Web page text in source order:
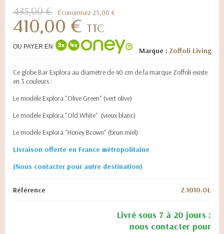
Marque : Zoffoli Living
435,00 € Économisez 25,00 €
410,00 € TTC
OU PAYER EN
Ce globe Bar Explora au diamètre de 40 cm de la marque Zoffoli existe
en 3 couleurs :
Le modèle Explora "Olive Green" (vert olive)
Le modèle Explora "Old White" (vieux blanc)
Le modèle Explora "Honey Brown" (brun miel)
Livraison offerte en France métropolitaine
(Nous contacter pour autre destination)
Référence Z.1010.OL
Livré sous 7 à 20 jours :
nous contacter pour